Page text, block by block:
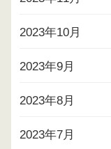
2023年10月
2023年9月
2023年8月
2023年7月